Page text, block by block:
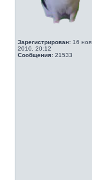
Зарегистрирован: 16 ноя,
2010, 20:12
Сообщения: 21533